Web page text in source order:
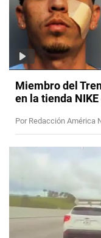
Miembro del
en la tienda NIKE
Por Redacción América